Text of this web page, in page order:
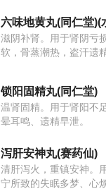
六味地黄丸(同仁堂)(
滋阴补肾。用于肾阴亏
软，骨蒸潮热，盗汗遗精
锁阳固精丸(同仁堂)
温肾固精。用于肾阳不
晕耳鸣、遗精早泄。
泻肝安神丸(赛药仙)
清肝泻火，重镇安神。
宁所致的失眠多梦、心